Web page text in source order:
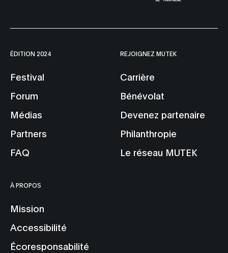
ÉDITION 2024
Festival
Forum
Médias
Partners
FAQ
REJOIGNEZ MUTEK
Carrière
Bénévolat
Devenez partenaire
Philanthropie
Le réseau MUTEK
À PROPOS
Mission
Accessibilité
Écoresponsabilité